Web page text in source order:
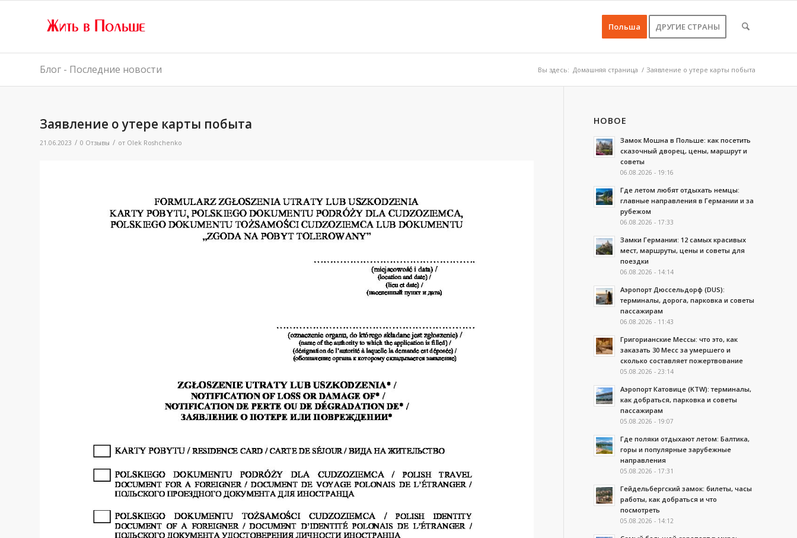
Польша ДРУГИЕ СТРАНЫ
Блог - Последние новости Вы здесь: Домашняя страница / Заявление о утере карты побыта
Заявление о утере карты побыта
21.06.2023 / 0 Отзывы / от Olek Roshchenko
НОВОЕ
Замок Мошна в Польше: как посетить
сказочный дворец, цены, маршрут и
советы
06.08.2026 - 19:16
Где летом любят отдыхать немцы:
главные направления в Германии и за
рубежом
06.08.2026 - 17:33
Замки Германии: 12 самых красивых
мест, маршруты, цены и советы для
поездки
06.08.2026 - 14:14
Аэропорт Дюссельдорф (DUS):
терминалы, дорога, парковка и советы
пассажирам
06.08.2026 - 11:43
Григорианские Мессы: что это, как
заказать 30 Месс за умершего и
сколько составляет пожертвование
05.08.2026 - 23:14
Аэропорт Катовице (KTW): терминалы,
как добраться, парковка и советы
пассажирам
05.08.2026 - 19:07
Где поляки отдыхают летом: Балтика,
горы и популярные зарубежные
направления
05.08.2026 - 17:31
Гейдельбергский замок: билеты, часы
работы, как добраться и что
посмотреть
05.08.2026 - 14:12